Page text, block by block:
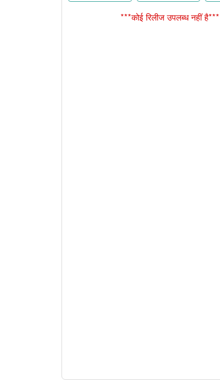
***कोई रिलीज उपलब्ध नहीं है***